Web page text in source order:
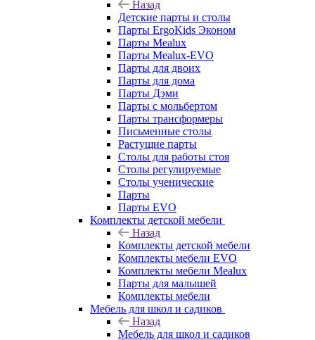
Назад
Детские парты и столы
Парты ErgoKids Эконом
Парты Mealux
Парты Mealux-EVO
Парты для двоих
Парты для дома
Парты Дэми
Парты с мольбертом
Парты трансформеры
Письменные столы
Растущие парты
Столы для работы стоя
Столы регулируемые
Столы ученические
Парты
Парты EVO
Комплекты детской мебели
Назад
Комплекты детской мебели
Комплекты мебели EVO
Комплекты мебели Mealux
Парты для малышей
Комплекты мебели
Мебель для школ и садиков
Назад
Мебель для школ и садиков